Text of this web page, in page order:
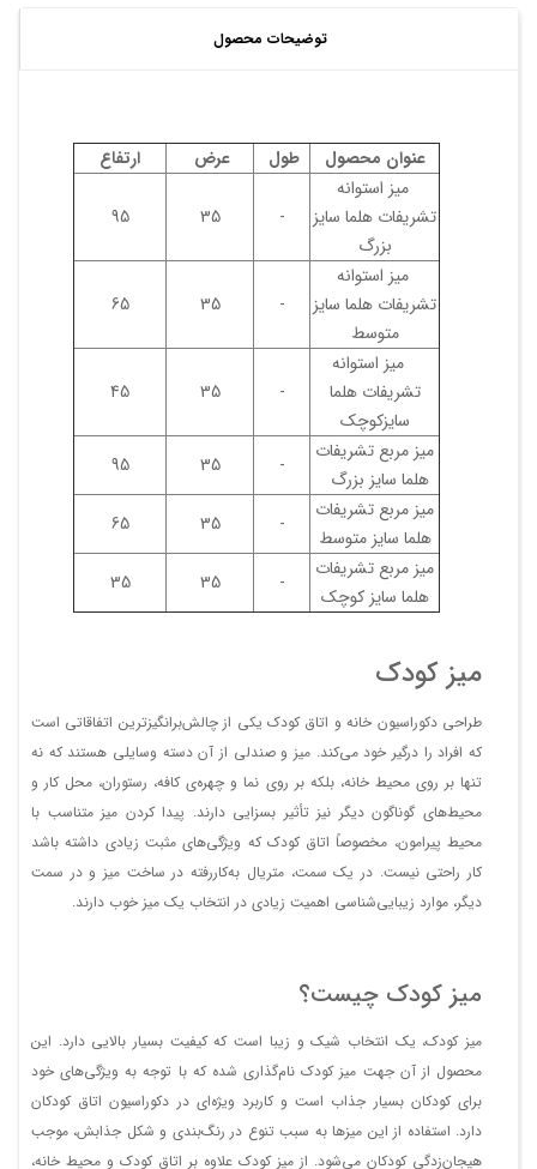
توضیحات محصول
عنوان محصول طول عرض
ارتفاع
میز استوانه
تشریفات هلما سایز
بزرگ
-
35
95
میز استوانه
تشریفات هلما سایز
متوسط
-
35
65
میز استوانه
تشریفات هلما
سایزکوچک
-
35
45
میز مربع تشریفات
هلما سایز بزرگ
-
35
95
میز مربع تشریفات
هلما سایز متوسط
-
35
65
میز مربع تشریفات
هلما سایز کوچک
-
35
35
میز کودک
طراحی دکوراسیون خانه و اتاق کودک یکی از چالش‌برانگیزترین اتفاقاتی است
که افراد را درگیر خود می‌کند. میز و صندلی از آن دسته وسایلی هستند که نه
تنها بر روی محیط خانه، بلکه بر روی نما و چهره‌ی کافه، رستوران، محل کار و
محیط‌های گوناگون دیگر نیز تأثیر بسزایی دارند. پیدا کردن میز متناسب با
محیط پیرامون، مخصوصاً اتاق کودک که ویژگی‌های مثبت زیادی داشته باشد
کار راحتی نیست. در یک سمت، متریال به‌کاررفته در ساخت میز و در سمت
دیگر، موارد زیبایی‌شناسی اهمیت زیادی در انتخاب یک میز خوب دارند.
میز کودک چیست؟
میز کودک، یک انتخاب شیک و زیبا است که کیفیت بسیار بالایی دارد. این
محصول از آن‌ جهت میز کودک نام‌‌گذاری شده که با توجه به ویژگی‌های خود
برای کودکان بسیار جذاب است و کاربرد ویژه‌ای در دکوراسیون اتاق کودکان
دارد. استفاده از این میزها به سبب تنوع در رنگ‌بندی و شکل جذابش، موجب
هیجان‌زدگی کودکان می‌شود. از میز کودک علاوه بر اتاق کودک و محیط خانه،